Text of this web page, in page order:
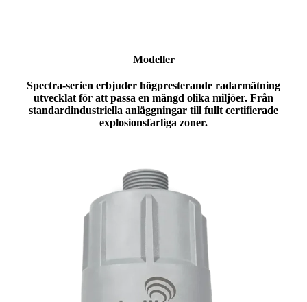
Modeller
Spectra-serien erbjuder högpresterande radarmätning
utvecklat för att passa en mängd olika miljöer. Från
standardindustriella anläggningar till fullt certifierade
explosionsfarliga zoner.